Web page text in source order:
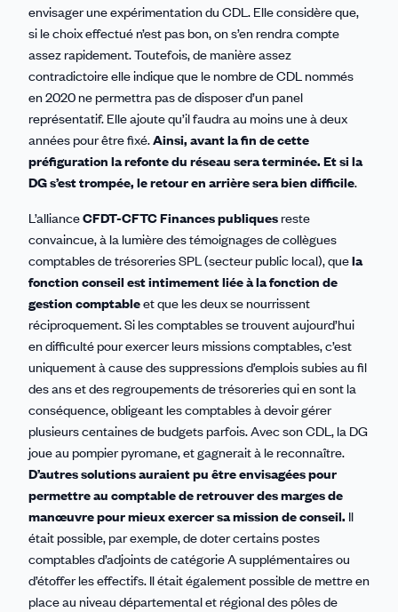
envisager une expérimentation du CDL. Elle considère que,
si le choix effectué n’est pas bon, on s’en rendra compte
assez rapidement. Toutefois, de manière assez
contradictoire elle indique que le nombre de CDL nommés
en 2020 ne permettra pas de disposer d’un panel
représentatif. Elle ajoute qu’il faudra au moins une à deux
années pour être fixé.Ainsi, avant la fin de cette
préfiguration la refonte du réseau sera terminée. Et si la
DG s’est trompée, le retour en arrière sera bien difficile.
L’allianceCFDT-CFTC Finances publiques reste
convaincue, à la lumière des témoignages de collègues
comptables de trésoreries SPL (secteur public local), quela
fonction conseil est intimement liée à la fonction de
gestion comptableet que les deux se nourrissent
réciproquement. Si les comptables se trouvent aujourd’hui
en difficulté pour exercer leurs missions comptables, c’est
uniquement à cause des suppressions d’emplois subies au fil
des ans et des regroupements de trésoreries qui en sont la
conséquence, obligeant les comptables à devoir gérer
plusieurs centaines de budgets parfois. Avec son CDL, la DG
joue au pompier pyromane, et gagnerait à le reconnaître.
D’autres solutions auraient pu être envisagées pour
permettre au comptable de retrouver des marges de
manœuvre pour mieux exercer sa mission de conseil. Il
était possible, par exemple, de doter certains postes
comptables d’adjoints de catégorie A supplémentaires ou
d’étoffer les effectifs. Il était également possible de mettre en
place au niveau départemental et régional des pôles de